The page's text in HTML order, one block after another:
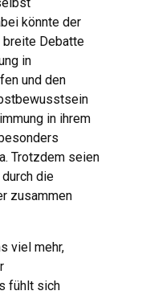
könnte der
Debatte
in
und den
in ihrem
Trotzdem seien
die
zusammen
viel mehr,
fühlt sich